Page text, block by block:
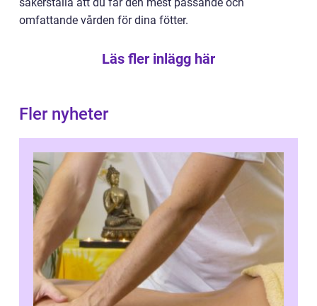
säkerställa att du får den mest passande och
omfattande vården för dina fötter.
Läs fler inlägg här
Fler nyheter